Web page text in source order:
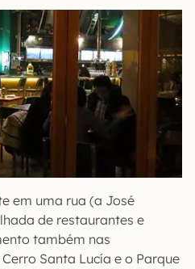
em uma rua (a José
de restaurantes e
também nas
Santa Lucía e o Parque